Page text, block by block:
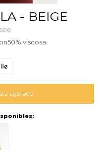
- BEIGE
viscosa
agotado.